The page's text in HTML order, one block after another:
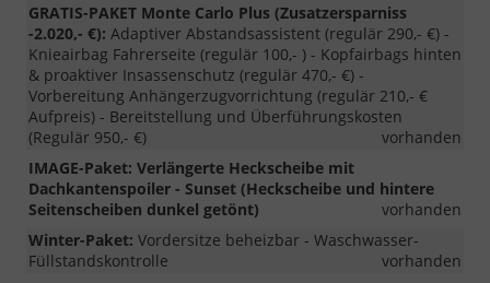
GRATIS-PAKET Monte Carlo Plus (Zusatzersparniss
-2.020,- €): Adaptiver Abstandsassistent (regulär 290,- €) -
Knieairbag Fahrerseite (regulär 100,- ) - Kopfairbags hinten
& proaktiver Insassenschutz (regulär 470,- €) -
Vorbereitung Anhängerzugvorrichtung (regulär 210,- €
Aufpreis) - Bereitstellung und Überführungskosten
(Regulär 950,- €)
vorhanden
IMAGE-Paket: Verlängerte Heckscheibe mit
Dachkantenspoiler - Sunset (Heckscheibe und hintere
Seitenscheiben dunkel getönt)
vorhanden
Winter-Paket: Vordersitze beheizbar - Waschwasser-
Füllstandskontrolle
vorhanden